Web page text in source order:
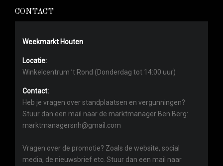
CONTACT
Weekmarkt Houten
Locatie:
Winkelcentrum ’t Rond (Donderdag tot 14:00 uur)
Contact:
Heb je vragen over standplaatsen en vergunningen?
Stuur dan een mail naar de marktmanager Ben Berg:
marktmanagersnh@gmail.com
Vragen over de promotie? Zoals de website, social
media, de nieuwsbrief etc. Stuur dan een mail naar